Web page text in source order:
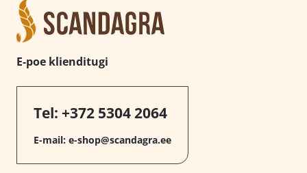
E-poe klienditugi
Tel: +372 5304 2064
E-mail: e-shop@scandagra.ee